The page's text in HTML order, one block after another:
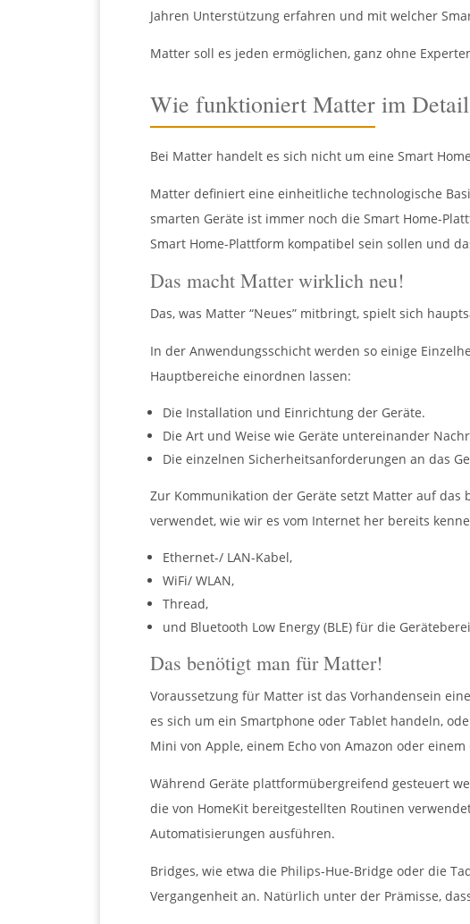
Jahren Unterstützung erfahren und mit welcher
Matter soll es jeden ermöglichen, ganz ohne
Wie funktioniert Matter im
Bei Matter handelt es sich nicht um eine Smart
Matter definiert eine einheitliche technologische
smarten Geräte ist immer noch die Smart Home-
Smart Home-Plattform kompatibel sein sollen und
Das macht Matter wirklich neu!
Das, was Matter “Neues” mitbringt, spielt sich
In der Anwendungsschicht werden so einige
Hauptbereiche einordnen lassen:
Die Installation und Einrichtung der Geräte.
Die Art und Weise wie Geräte untereinander
Die einzelnen Sicherheitsanforderungen an das
Zur Kommunikation der Geräte setzt Matter auf das
verwendet, wie wir es vom Internet her bereits
Ethernet-/ LAN-Kabel,
WiFi/ WLAN,
Thread,
und Bluetooth Low Energy (BLE) für die
Das benötigt man für Matter!
Voraussetzung für Matter ist das Vorhandensein
es sich um ein Smartphone oder Tablet handeln,
Mini von Apple, einem Echo von Amazon oder
Während Geräte plattformübergreifend gesteuert
die von HomeKit bereitgestellten Routinen
Automatisierungen ausführen.
Bridges, wie etwa die Philips-Hue-Bridge oder die
Vergangenheit an. Natürlich unter der Prämisse,